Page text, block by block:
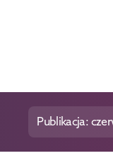
Publikacja: